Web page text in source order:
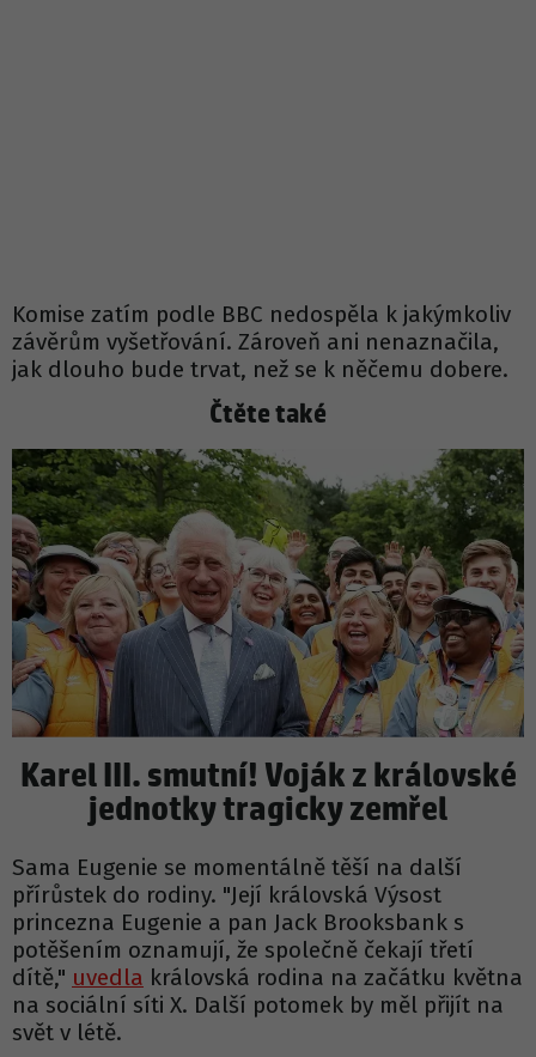
Komise zatím podle BBC nedospěla k jakýmkoliv
závěrům vyšetřování. Zároveň ani nenaznačila,
jak dlouho bude trvat, než se k něčemu dobere.
Čtěte také
Karel III. smutní! Voják z královské
jednotky tragicky zemřel
Sama Eugenie se momentálně těší na další
přírůstek do rodiny. "Její královská Výsost
princezna Eugenie a pan Jack Brooksbank s
potěšením oznamují, že společně čekají třetí
dítě," uvedla královská rodina na začátku května
na sociální síti X. Další potomek by měl přijít na
svět v létě.